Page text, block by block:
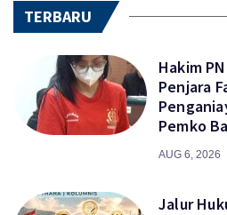
TERBARU
Hakim
Penjara
Pemko
AUG 6, 2026
Jalur